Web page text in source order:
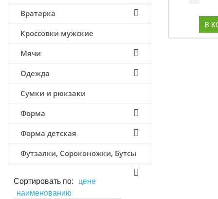
Вратарка
Кроссовки мужские
Мячи
Одежда
Сумки и рюкзаки
Форма
Форма детская
Футзалки, Сороконожки, Бутсы
Сортировать по: цене
наименованию
В